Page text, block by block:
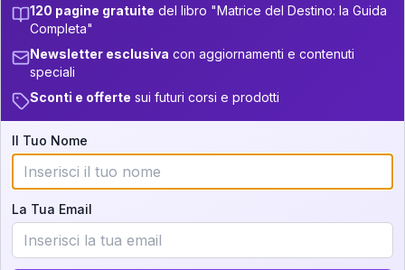
Iscriviti alla newsletter per ricevere
aggiornamenti quando sarà disponibile.
Cosa scoprirete nella vostra
interpretazione:
💕 Come rafforzare la vostra unione
120 pagine gratuite del libro "Matrice del Destino: la Guida
Completa"
Newsletter esclusiva con aggiornamenti e contenuti
speciali
Sconti e offerte sui futuri corsi e prodotti
Il Tuo Nome
La Tua Email